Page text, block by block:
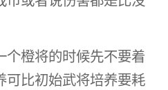
个橙将的时候先不要着
可比初始武将培养要耗